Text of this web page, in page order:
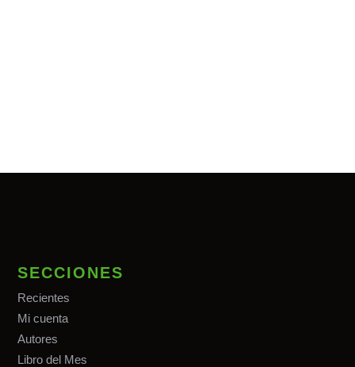
SECCIONES
Recientes
Mi cuenta
Autores
Libro del Mes